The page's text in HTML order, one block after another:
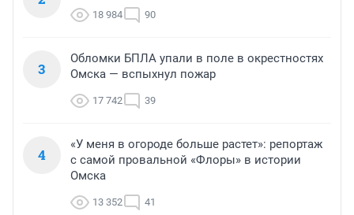
18 984 90
3
Обломки БПЛА упали в поле в окрестностях
Омска — вспыхнул пожар
17 742 39
4
«У меня в огороде больше растет»: репортаж
с самой провальной «Флоры» в истории
Омска
13 352 41